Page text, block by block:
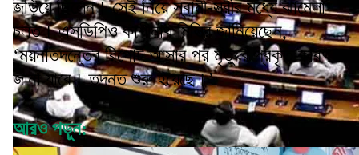
জড়িয়ে ছিলেন। সেই নিয়ে স্বামী-স্ত্রীর মধ্যে ঝামেলা
চলত। এসডিপিও কাশীনাথ মিস্ত্রি জানিয়েছেন,
‘ময়নাতদন্তের রিপোর্ট আসার পর মৃত্যুর প্রকৃত কারণ
জানা যাবে। তদন্ত শুরু হয়েছে।’
আরও পড়ুন: